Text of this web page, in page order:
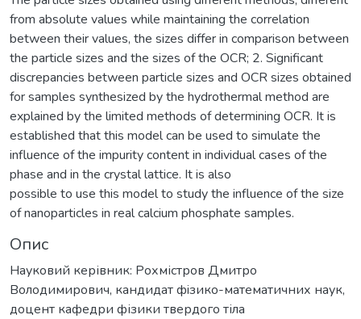
from absolute values while maintaining the correlation
between their values, the sizes differ in comparison between
the particle sizes and the sizes of the OCR; 2. Significant
discrepancies between particle sizes and OCR sizes obtained
for samples synthesized by the hydrothermal method are
explained by the limited methods of determining OCR. It is
established that this model can be used to simulate the
influence of the impurity content in individual cases of the
phase and in the crystal lattice. It is also
possible to use this model to study the influence of the size
of nanoparticles in real calcium phosphate samples.
Опис
Науковий керівник: Рохмістров Дмитро
Володимирович, кандидат фiзико-математичних наук,
доцент кафедри фізики твердого тіла